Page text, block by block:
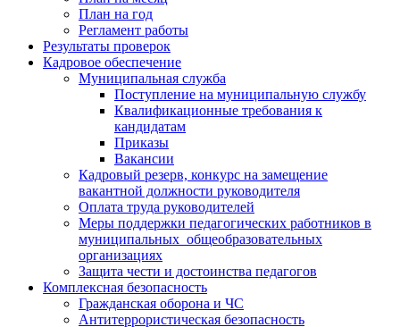
План на год
Регламент работы
Результаты проверок
Кадровое обеспечение
Муниципальная служба
Поступление на муниципальную службу
Квалификационные требования к
кандидатам
Приказы
Вакансии
Кадровый резерв, конкурс на замещение
вакантной должности руководителя
Оплата труда руководителей
Меры поддержки педагогических работников в
муниципальных общеобразовательных
организациях
Защита чести и достоинства педагогов
Комплексная безопасность
Гражданская оборона и ЧС
Антитеррористическая безопасность